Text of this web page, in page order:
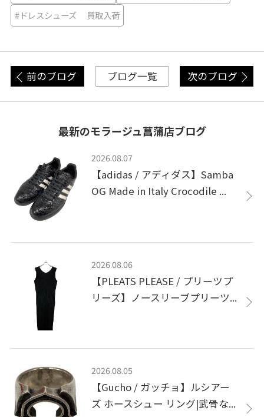
#ドレスシューズ 買取入荷
前のブログ ブログ一覧 次のブログ
最新のモラージュ菖蒲店ブログ
2026.08.07
【adidas / アディダス】Samba
OG Made in Italy Crocodile ...
2026.08.06
【PLEATS PLEASE / プリーツプ
リーズ】ノースリーブプリーツ...
2026.08.05
【Gucho / ガッチョ】ルシアー
ズ ホースシュー リング|武骨な...